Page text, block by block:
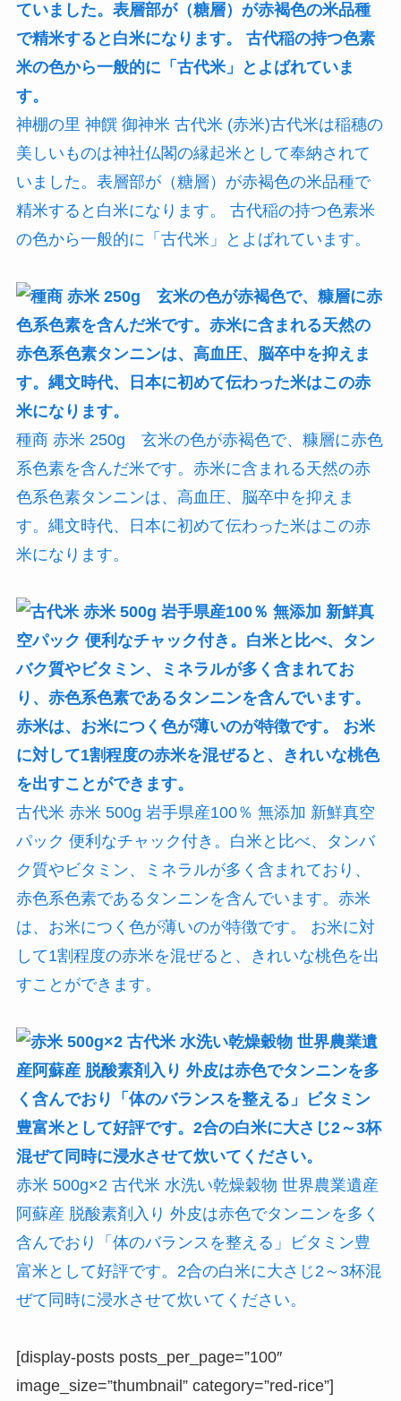
神棚の里 神饌 御神米 古代米 (赤米)古代米は稲穗の
美しいものは神社仏閣の縁起米として奉納されて
いました。表層部が（糖層）が赤褐色の米品種で
精米すると白米になります。 古代稲の持つ色素米
の色から一般的に「古代米」とよばれています。
種商 赤米 250g 玄米の色が赤褐色で、糠層に赤色
系色素を含んだ米です。赤米に含まれる天然の赤
色系色素タンニンは、高血圧、脳卒中を抑えま
す。縄文時代、日本に初めて伝わった米はこの赤
米になります。
古代米 赤米 500g 岩手県産100％ 無添加 新鮮真空
パック 便利なチャック付き。白米と比べ、タンバ
ク質やビタミン、ミネラルが多く含まれており、
赤色系色素であるタンニンを含んでいます。赤米
は、お米につく色が薄いのが特徴です。 お米に対
して1割程度の赤米を混ぜると、きれいな桃色を出
すことができます。
赤米 500g×2 古代米 水洗い乾燥穀物 世界農業遺産
阿蘇産 脱酸素剤入り 外皮は赤色でタンニンを多く
含んでおり「体のバランスを整える」ビタミン豊
富米として好評です。2合の白米に大さじ2～3杯混
ぜて同時に浸水させて炊いてください。
[display-posts posts_per_page=”100″
image_size=”thumbnail” category=”red-rice”]